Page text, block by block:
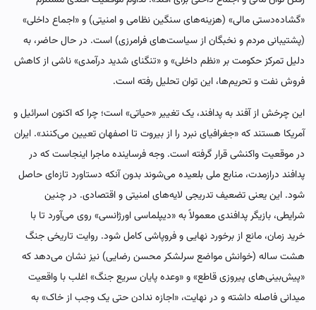
«گشاده‌دستی مالی» (هزینه‌های سنگین نظامی و امنیتی) و «اجماع داخلی»
(پشتیبانی مردم و نخبگان از سیاست‌های فرامرزی) است. در حال حاضر، به
دلیل تمرکز حکومت بر «نظم داخلی» و «تنگنای شدید درآمدی» ناشی از کاهش
فروش نفت و تحریم‌ها، این توان تحلیل رفته است.
این چرخش از آفند به پدافند، یک تغییر «حیاتی» است؛ چرا که اکنون اسرائیل و
آمریکا هستند که «جغرافیای نبرد را از بیروت تا اصفهان تعیین می‌کنند». ایران
در موقعیت واکنشی قرار گرفته است. وجه فرساینده ماجرا اینجاست که در
پدافند درازمدت، منابع ملی بلعیده می‌شوند بدون آنکه دستاورد تازه‌ای حاصل
شود. این یعنی تضعیف تدریجی لایه‌های امنیتی و اقتصادی. در چنین
شرایطی، بازیگر پدافندی معمولاً به «دیپلماسی اورژانسی» روی می‌آورد تا با
خرید زمان، مانع از برخورد نهایی و فروپاشی کامل شود. روایت تاریخی جنگ
هشت ساله (خوانش مواضع سرلشکر محسن رضایی) نیز نشان می‌دهد که
«پیش‌بینی‌های پیروزی قاطع» و «وعده پایان سریع جنگ» اغلب با واقعیت
میدانی فاصله داشته و در نهایت، «اجازه ندادن حتی یک وجب از خاک» به